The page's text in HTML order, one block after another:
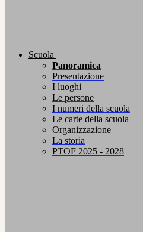
Scuola
Panoramica
Presentazione
I luoghi
Le persone
I numeri della scuola
Le carte della scuola
Organizzazione
La storia
PTOF 2025 - 2028